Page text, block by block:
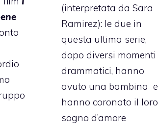
(interpretata da Sara
Ramirez): le due in
questa ultima serie,
dopo diversi momenti
drammatici, hanno
avuto una bambina e
hanno coronato il loro
sogno d’amore